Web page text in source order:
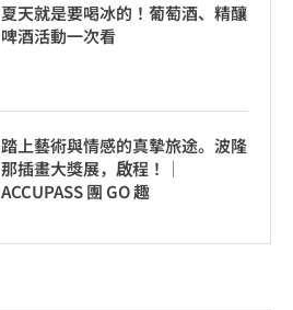
夏天就是要喝冰的！葡萄酒、精釀
啤酒活動一次看
踏上藝術與情感的真摯旅途。波隆
那插畫大獎展，啟程！│
ACCUPASS 團 GO 趣